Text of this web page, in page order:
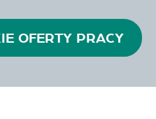
OFERTY PRACY